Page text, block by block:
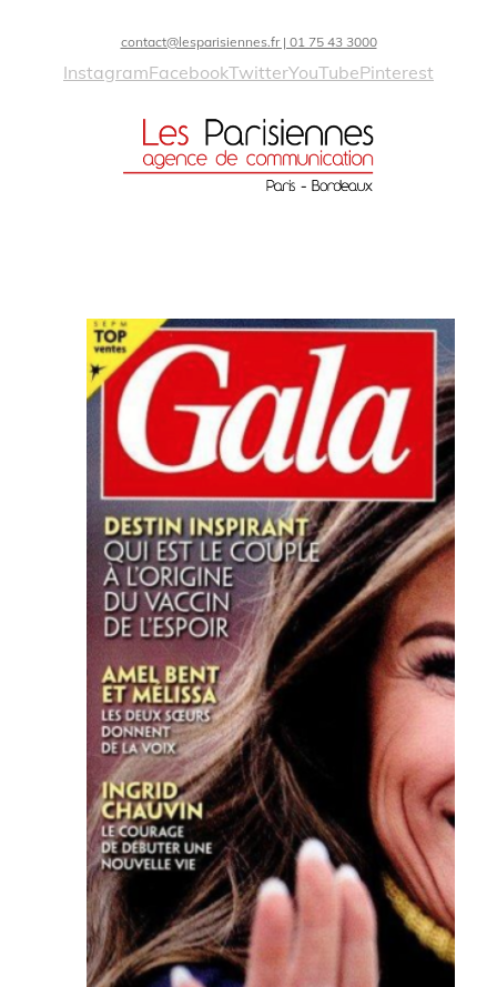
contact@lesparisiennes.fr | 01 75 43 3000
InstagramFacebookTwitterYouTubePinterest